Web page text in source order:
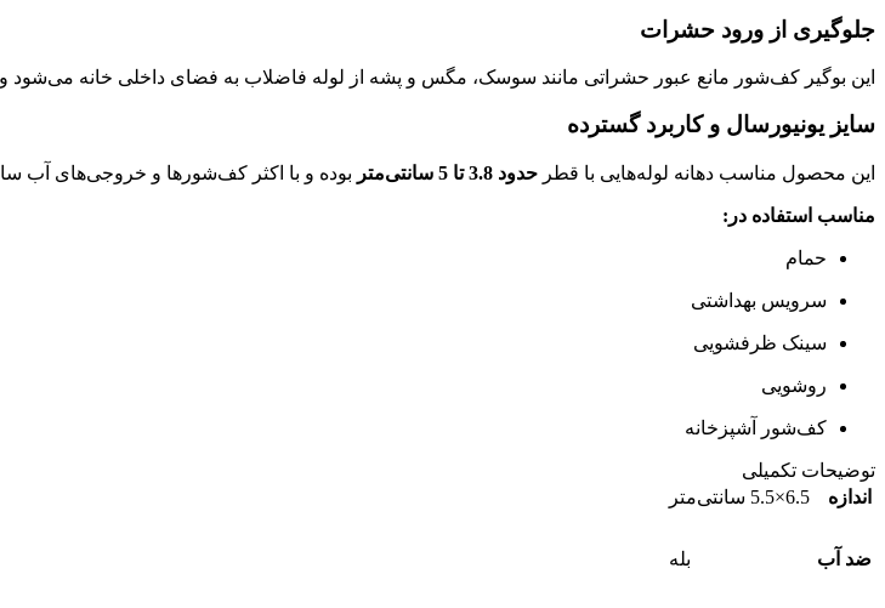
جلوگیری از ورود حشرات
این بوگیر کف‌شور مانع عبور حشراتی مانند سوسک، مگس و پشه از لوله فاضلاب به فضای داخلی خانه
سایز یونیورسال و کاربرد گسترده
این محصول مناسب دهانه لوله‌هایی با قطر حدود 3.8 تا 5 سانتی‌متر بوده و با اکثر کف‌شورها و خروجی‌های آب
مناسب استفاده در:
حمام
سرویس بهداشتی
سینک ظرفشویی
روشویی
کف‌شور آشپزخانه
توضیحات تکمیلی
اندازه
6.5×5.5 سانتی‌متر
ضد آب بله